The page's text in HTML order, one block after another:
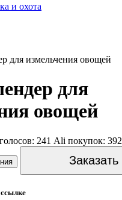
и охота
для измельчения овощей
для
овощей
241 Ali покупок: 392
Заказать